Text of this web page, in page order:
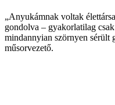
„Anyukámnak voltak
gondolva – gyakorlatilag
mindannyian szörnyen sérült
műsorvezető.